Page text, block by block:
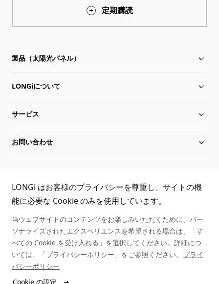
定期購読
製品（太陽光パネル）
太陽電池モジュール
Hi-MO X10
Hi-MO 7
LONGiについて
LONGiについて
沿革
役員一覧
持続可能な発展
キャリア
ニュース
サービス
ダウンロード
シリアル番号照会
アフターサービス
お問い合わせ
取扱商社一覧
TEL:
03-6459-0528
LONGi はお客様のプライバシーを尊重し、サイトの機
能に必要な Cookie のみを使用しています。
当ウェブサイトのコンテンツをお楽しみいただくために、パー
ソナライズされたエクスペリエンスを希望される場合は、「す
べての Cookie を受け入れる」を選択してください。詳細につ
いては、「プライバシーポリシー」をご参照ください。 プライ
バシーポリシー
Cookie の設定